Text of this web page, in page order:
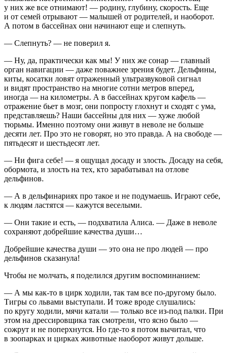
у них же все отнимают! — родину, глубину, скорость. Еще
и от семей отрывают — малышей от родителей, и наоборот.
А потом в бассейнах они начинают еще и слепнуть.
— Слепнуть? — не поверил я.
— Ну, да, практически как мы! У них же сонар — главный
орган навигации — даже поважнее зрения будет. Дельфины,
киты, косатки ловят отраженный ультразвуковой сигнал
и видят пространство на многие сотни метров вперед,
иногда — на километры. А в бассейнах кругом кафель —
отражение бьет в мозг, они попросту глохнут и сходят с ума,
представляешь? Наши бассейны для них — хуже любой
тюрьмы. Именно поэтому они живут в неволе не больше
десяти лет. Про это не говорят, но это правда. А на свободе —
пятьдесят и шестьдесят лет.
— Ни фига себе! — я ощущал досаду и злость. Досаду на себя,
обормота, и злость на тех, кто зарабатывал на отлове
дельфинов.
— А в дельфинариях про такое и не подумаешь. Играют себе,
к людям ластятся — кажутся веселыми.
— Они такие и есть, — подхватила Алиса. — Даже в неволе
сохраняют добрейшие качества души…
Добрейшие качества души — это она не про людей — про
дельфинов сказанула!
Чтобы не молчать, я поделился другим воспоминанием:
— А мы как-то в цирк ходили, так там все по-другому было.
Тигры со львами выступали. И тоже вроде слушались:
по кругу ходили, мячи катали — только все из-под палки. При
этом на дрессировщика так смотрели, что ясно было —
сожрут и не поперхнутся. Но где-то я потом вычитал, что
в зоопарках и цирках животные наоборот живут дольше.